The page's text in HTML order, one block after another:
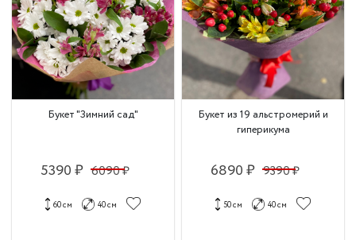
Букет "Зимний сад"
5390 ₽ 6090 ₽
60 см 40 см
Букет из 19 альстромерий и
гиперикума
6890 ₽ 9390 ₽
50 см 40 см